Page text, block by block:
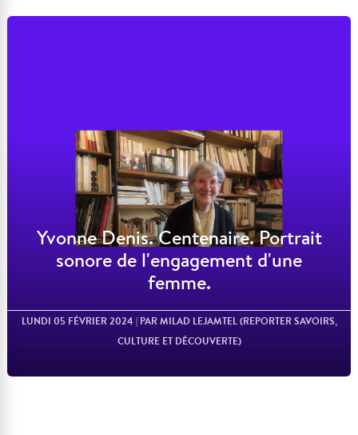
Yvonne Denis. Centenaire. Portrait
sonore de l'engagement d'une
femme.
LUNDI 05 FÉVRIER 2024 | PAR MILAD LEJAMTEL (REPORTER SAVOIRS,
CULTURE ET DÉCOUVERTE)